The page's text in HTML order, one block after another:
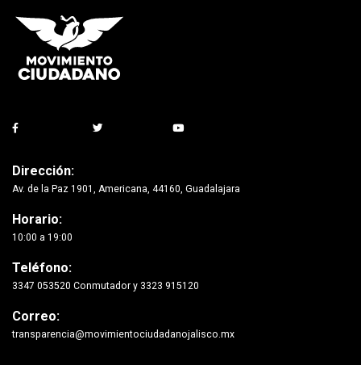
Dirección:
Av. de la Paz 1901, Americana, 44160, Guadalajara
Horario:
10:00 a 19:00
Teléfono:
3347 053520 Conmutador y 3323 915120
Correo:
transparencia@movimientociudadanojalisco.mx